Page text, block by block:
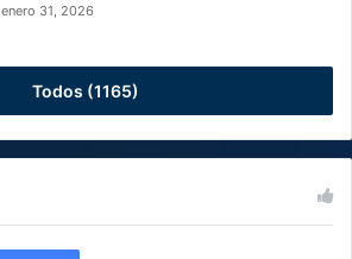
enero 31, 2026
Todos (1165)